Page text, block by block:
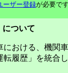
ーザー登録が必要で
について
における、機関
履歴」を統合